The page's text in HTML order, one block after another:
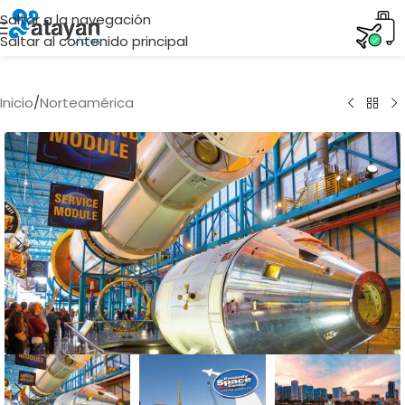
Saltar a la navegación
Saltar al contenido principal
Inicio/Norteamérica